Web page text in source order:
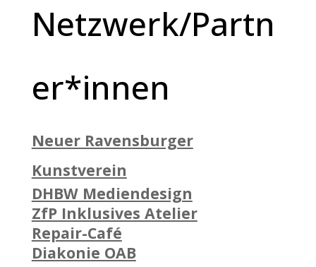
Netzwerk/Partn
er*innen
Neuer Ravensburger
Kunstverein
DHBW Mediendesign
ZfP Inklusives Atelier
Repair-Café
Diakonie OAB